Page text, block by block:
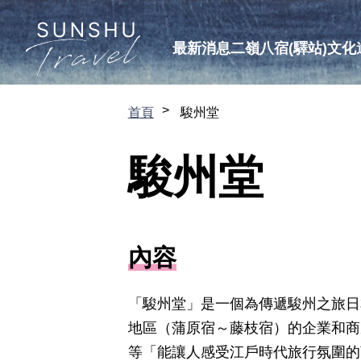
最新消息二嶺八宿(驛站)文化
首頁 駿州堂
駿州堂
內容
「駿州堂」是一個為傳遞駿州之旅
地區（蒲原宿～藤枝宿）的企業和
等「能讓人感受江戶時代旅行氛圍